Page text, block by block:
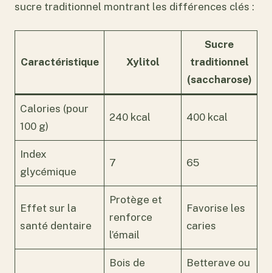
sucre traditionnel montrant les différences clés :
Caractéristique Xylitol
Sucre
traditionnel
(saccharose)
Calories (pour
100 g)
240 kcal 400 kcal
Index
glycémique
7 65
Effet sur la
santé dentaire
Protège et
renforce
l’émail
Favorise les
caries
Bois de
Betterave ou